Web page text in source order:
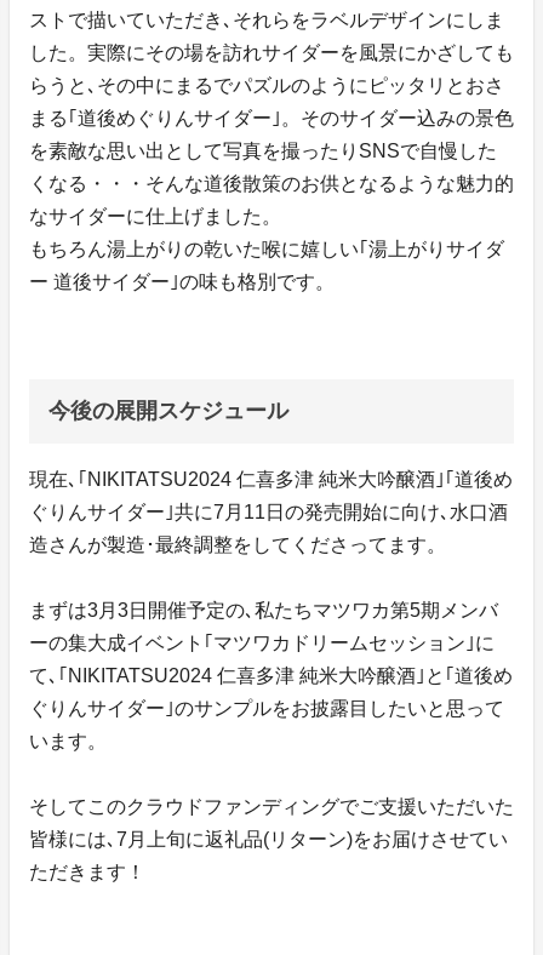
ストで描いていただき､それらをラベルデザインにしま
した。実際にその場を訪れサイダーを風景にかざしても
らうと､その中にまるでパズルのようにピッタリとおさ
まる｢道後めぐりんサイダー｣。そのサイダー込みの景色
を素敵な思い出として写真を撮ったりSNSで自慢した
くなる・・・そんな道後散策のお供となるような魅力的
なサイダーに仕上げました。
もちろん湯上がりの乾いた喉に嬉しい｢湯上がりサイダ
ー 道後サイダー｣の味も格別です。
今後の展開スケジュール
現在､｢NIKITATSU2024 仁喜多津 純米大吟醸酒｣｢道後め
ぐりんサイダー｣共に7月11日の発売開始に向け､水口酒
造さんが製造･最終調整をしてくださってます。
まずは3月3日開催予定の､私たちマツワカ第5期メンバ
ーの集大成イベント｢マツワカドリームセッション｣に
て､｢NIKITATSU2024 仁喜多津 純米大吟醸酒｣と｢道後め
ぐりんサイダー｣のサンプルをお披露目したいと思って
います。
そしてこのクラウドファンディングでご支援いただいた
皆様には､7月上旬に返礼品(リターン)をお届けさせてい
ただきます！